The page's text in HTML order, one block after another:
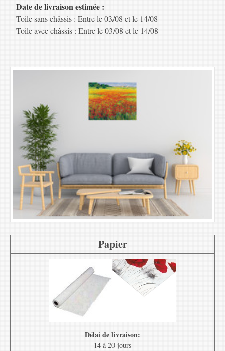
Date de livraison estimée :
Toile sans châssis : Entre le 03/08 et le 14/08
Toile avec châssis : Entre le 03/08 et le 14/08
Papier
Délai de livraison:
14 à 20 jours